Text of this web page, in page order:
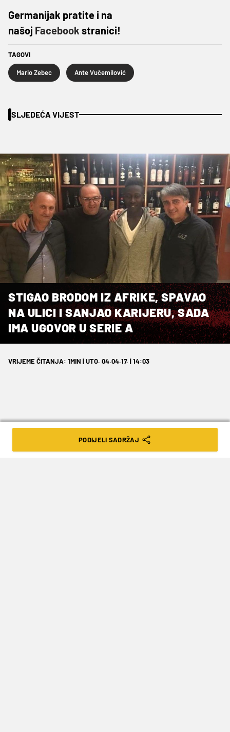
Germanijak pratite i na
našoj Facebook stranici!
TAGOVI
Mario Zebec Ante Vučemilović
SLJEDEĆA VIJEST
STIGAO BRODOM IZ AFRIKE, SPAVAO
NA ULICI I SANJAO KARIJERU, SADA
IMA UGOVOR U SERIE A
VRIJEME ČITANJA: 1MIN | UTO. 04.04.17. | 14:03
Mladi je nogometaš prošao pakao kako
PODIJELI SADRŽAJ